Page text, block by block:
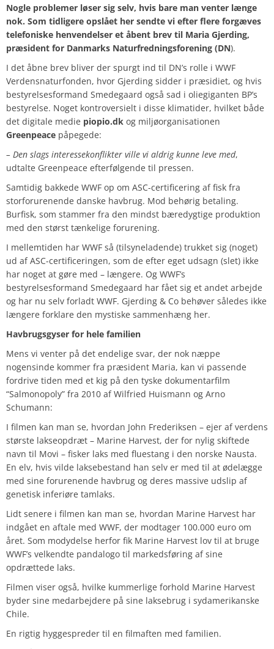
Nogle problemer løser sig selv, hvis bare man venter længe
nok. Som tidligere opslået her sendte vi efter flere forgæves
telefoniske henvendelser et åbent brev til Maria Gjerding,
præsident for Danmarks Naturfredningsforening (DN).
I det åbne brev bliver der spurgt ind til DN’s rolle i WWF
Verdensnaturfonden, hvor Gjerding sidder i præsidiet, og hvis
bestyrelsesformand Smedegaard også sad i oliegiganten BP’s
bestyrelse. Noget kontroversielt i disse klimatider, hvilket både
det digitale medie piopio.dk og miljøorganisationen
Greenpeace påpegede:
– Den slags interessekonflikter ville vi aldrig kunne leve med,
udtalte Greenpeace efterfølgende til pressen.
Samtidig bakkede WWF op om ASC-certificering af fisk fra
storforurenende danske havbrug. Mod behørig betaling.
Burfisk, som stammer fra den mindst bæredygtige produktion
med den størst tænkelige forurening.
I mellemtiden har WWF så (tilsyneladende) trukket sig (noget)
ud af ASC-certificeringen, som de efter eget udsagn (slet) ikke
har noget at gøre med – længere. Og WWF’s
bestyrelsesformand Smedegaard har fået sig et andet arbejde
og har nu selv forladt WWF. Gjerding & Co behøver således ikke
længere forklare den mystiske sammenhæng her.
Havbrugsgyser for hele familien
Mens vi venter på det endelige svar, der nok næppe
nogensinde kommer fra præsident Maria, kan vi passende
fordrive tiden med et kig på den tyske dokumentarfilm
“Salmonopoly” fra 2010 af Wilfried Huismann og Arno
Schumann:
I filmen kan man se, hvordan John Frederiksen – ejer af verdens
største lakseopdræt – Marine Harvest, der for nylig skiftede
navn til Movi – fisker laks med fluestang i den norske Nausta.
En elv, hvis vilde laksebestand han selv er med til at ødelægge
med sine forurenende havbrug og deres massive udslip af
genetisk inferiøre tamlaks.
Lidt senere i filmen kan man se, hvordan Marine Harvest har
indgået en aftale med WWF, der modtager 100.000 euro om
året. Som modydelse herfor fik Marine Harvest lov til at bruge
WWF’s velkendte pandalogo til markedsføring af sine
opdrættede laks.
Filmen viser også, hvilke kummerlige forhold Marine Harvest
byder sine medarbejdere på sine laksebrug i sydamerikanske
Chile.
En rigtig hyggespreder til en filmaften med familien.